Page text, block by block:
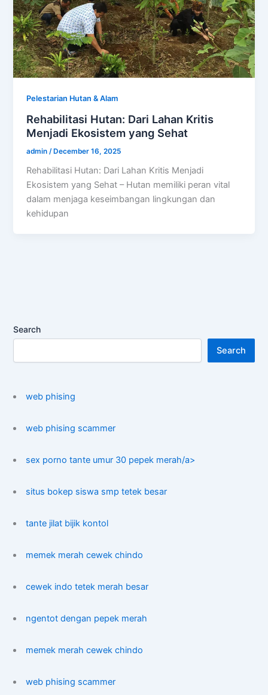
Pelestarian Hutan & Alam
Rehabilitasi Hutan: Dari Lahan Kritis
Menjadi Ekosistem yang Sehat
admin /December 16, 2025
Rehabilitasi Hutan: Dari Lahan Kritis Menjadi
Ekosistem yang Sehat – Hutan memiliki peran vital
dalam menjaga keseimbangan lingkungan dan
kehidupan
Search
Search
web phising
web phising scammer
sex porno tante umur 30 pepek merah/a>
situs bokep siswa smp tetek besar
tante jilat bijik kontol
memek merah cewek chindo
cewek indo tetek merah besar
ngentot dengan pepek merah
memek merah cewek chindo
web phising scammer